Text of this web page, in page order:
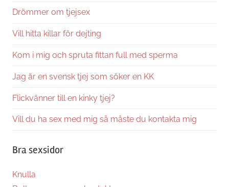
Drömmer om tjejsex
Vill hitta killar för dejting
Kom i mig och spruta fittan full med sperma
Jag är en svensk tjej som söker en KK
Flickvänner till en kinky tjej?
Vill du ha sex med mig så måste du kontakta mig
Bra sexsidor
Knulla